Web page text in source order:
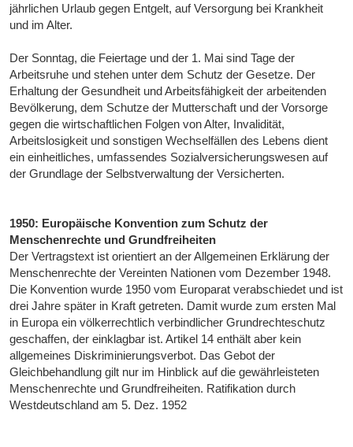
jährlichen Urlaub gegen Entgelt, auf Versorgung bei Krankheit
und im Alter.
Der Sonntag, die Feiertage und der 1. Mai sind Tage der
Arbeitsruhe und stehen unter dem Schutz der Gesetze. Der
Erhaltung der Gesundheit und Arbeitsfähigkeit der arbeitenden
Bevölkerung, dem Schutze der Mutterschaft und der Vorsorge
gegen die wirtschaftlichen Folgen von Alter, Invalidität,
Arbeitslosigkeit und sonstigen Wechselfällen des Lebens dient
ein einheitliches, umfassendes Sozialversicherungswesen auf
der Grundlage der Selbstverwaltung der Versicherten.
1950: Europäische Konvention zum Schutz der
Menschenrechte und Grundfreiheiten
Der Vertragstext ist orientiert an der Allgemeinen Erklärung der
Menschenrechte der Vereinten Nationen vom Dezember 1948.
Die Konvention wurde 1950 vom Europarat verabschiedet und ist
drei Jahre später in Kraft getreten. Damit wurde zum ersten Mal
in Europa ein völkerrechtlich verbindlicher Grundrechteschutz
geschaffen, der einklagbar ist. Artikel 14 enthält aber kein
allgemeines Diskriminierungsverbot. Das Gebot der
Gleichbehandlung gilt nur im Hinblick auf die gewährleisteten
Menschenrechte und Grundfreiheiten. Ratifikation durch
Westdeutschland am 5. Dez. 1952